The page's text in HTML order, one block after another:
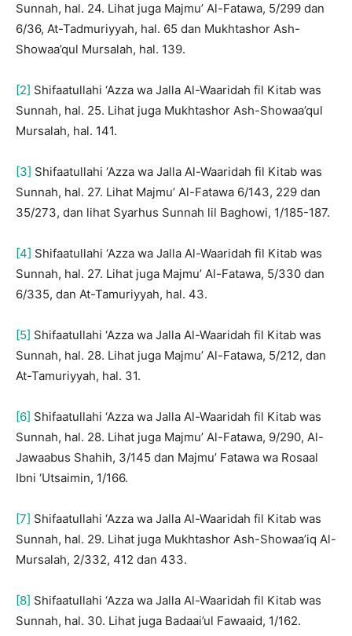
Sunnah, hal. 24. Lihat juga Majmu’ Al-Fatawa, 5/299 dan
6/36, At-Tadmuriyyah, hal. 65 dan Mukhtashor Ash-
Showaa’qul Mursalah, hal. 139.
[2] Shifaatullahi ‘Azza wa Jalla Al-Waaridah fil Kitab was
Sunnah, hal. 25. Lihat juga Mukhtashor Ash-Showaa’qul
Mursalah, hal. 141.
[3] Shifaatullahi ‘Azza wa Jalla Al-Waaridah fil Kitab was
Sunnah, hal. 27. Lihat Majmu’ Al-Fatawa 6/143, 229 dan
35/273, dan lihat Syarhus Sunnah lil Baghowi, 1/185-187.
[4] Shifaatullahi ‘Azza wa Jalla Al-Waaridah fil Kitab was
Sunnah, hal. 27. Lihat juga Majmu’ Al-Fatawa, 5/330 dan
6/335, dan At-Tamuriyyah, hal. 43.
[5] Shifaatullahi ‘Azza wa Jalla Al-Waaridah fil Kitab was
Sunnah, hal. 28. Lihat juga Majmu’ Al-Fatawa, 5/212, dan
At-Tamuriyyah, hal. 31.
[6] Shifaatullahi ‘Azza wa Jalla Al-Waaridah fil Kitab was
Sunnah, hal. 28. Lihat juga Majmu’ Al-Fatawa, 9/290, Al-
Jawaabus Shahih, 3/145 dan Majmu’ Fatawa wa Rosaal
Ibni ‘Utsaimin, 1/166.
[7] Shifaatullahi ‘Azza wa Jalla Al-Waaridah fil Kitab was
Sunnah, hal. 29. Lihat juga Mukhtashor Ash-Showaa’iq Al-
Mursalah, 2/332, 412 dan 433.
[8] Shifaatullahi ‘Azza wa Jalla Al-Waaridah fil Kitab was
Sunnah, hal. 30. Lihat juga Badaai’ul Fawaaid, 1/162.